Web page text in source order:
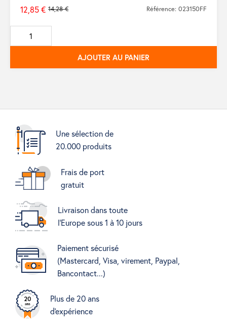
Prix
de
base
14,28 €
12,85 € Référence: 023150FF
AJOUTER AU PANIER
Une sélection de
20.000 produits
Frais de port
gratuit
Livraison dans toute
l'Europe sous 1 à 10 jours
Paiement sécurisé
(Mastercard, Visa, virement, Paypal,
Bancontact...)
Plus de 20 ans
d'expérience